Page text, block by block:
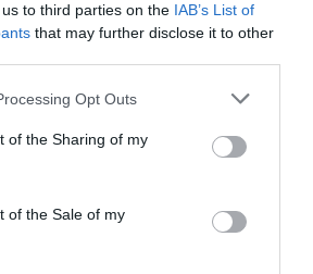
to third parties on the IAB’s List of
that may further disclose it to other
website/app uses one or more Google
or usage behaviour. You may click to
to Google and its third-party tags to
specified purposes in below Google
Opt Outs
of the Sharing of my
of the Sale of my